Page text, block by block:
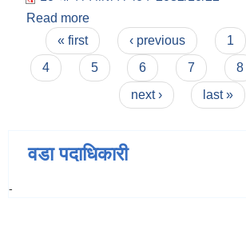
Read more
Pages
« first ‹ previous 1
4
5 6 7 8
next ›
last »
वडा पदाधिकारी
-